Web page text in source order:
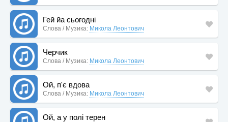
Гей йа сьогодні
Слова / Музика: Микола Леонтович
Черчик
Слова / Музика: Микола Леонтович
Ой, п'є вдова
Слова / Музика: Микола Леонтович
Ой, а у полі терен